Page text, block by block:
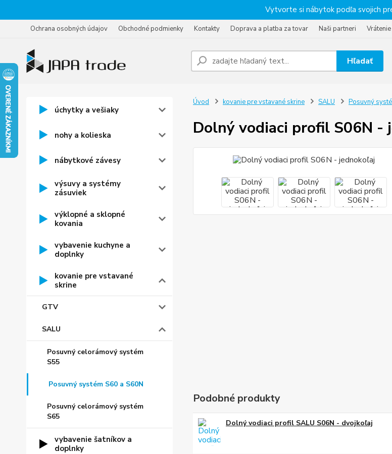
Vytvorte si nábytok podľa svojich
Ochrana osobných údajov Obchodné podmienky Kontakty Doprava a platba za tovar Naši partneri
Hľadať
úchytky a vešiaky
nohy a kolieska
nábytkové závesy
výsuvy a systémy
zásuviek
výklopné a sklopné
kovania
vybavenie kuchyne a
doplnky
kovanie pre vstavané
skrine
GTV
SALU
Posuvný celorámový systém
S55
Posuvný systém S60 a S60N
Posuvný celorámový systém
S65
vybavenie šatníkov a
doplnky
Úvod kovanie pre vstavané skrine SALU Posuvný
Dolný vodiaci profil S06N -
Podobné produkty
Dolný vodiaci profil SALU S06N - dvojkoľaj